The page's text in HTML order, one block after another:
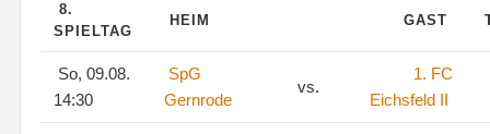
8.
SPIELTAG
HEIM GAST
So, 09.08.
14:30
SpG
Gernrode
vs.
1. FC
Eichsfeld II